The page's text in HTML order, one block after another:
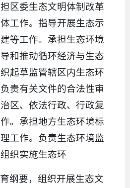
区委生态文明体制改革
工作。指导开展生态示
等工作。承担生态环境
和推动循环经济与生态
起草监管辖区内生态环
责有关文件的合法性审
区、依法行政、行政复
。承担地方生态环境标
工作。负责生态环境监
织实施生态环
纲要，组织开展生态文